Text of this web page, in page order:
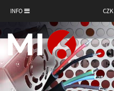
INFO CZK